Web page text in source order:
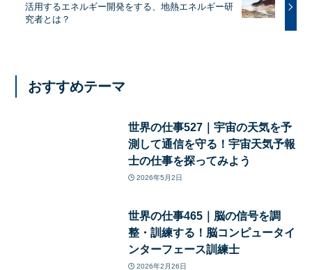
活用するエネルギー開発をする、地熱エネルギー研
究者とは？
おすすめテーマ
世界の仕事527｜宇宙の天気を予
測して通信を守る！宇宙天気予報
士の仕事を探ってみよう
2026年5月2日
世界の仕事465｜脳の信号を調
整・訓練する！脳コンピュータイ
ンターフェース訓練士
2026年2月26日